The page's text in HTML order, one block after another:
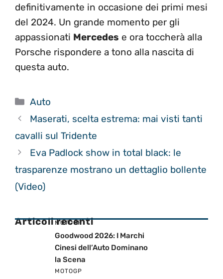
definitivamente in occasione dei primi mesi
del 2024. Un grande momento per gli
appassionati Mercedes e ora toccherà alla
Porsche rispondere a tono alla nascita di
questa auto.
Categorie
Auto
Maserati, scelta estrema: mai visti tanti
cavalli sul Tridente
Eva Padlock show in total black: le
trasparenze mostrano un dettaglio bollente
(Video)
Articoli recenti
MOTOGP
Goodwood 2026: I Marchi
Cinesi dell’Auto Dominano
la Scena
MOTOGP